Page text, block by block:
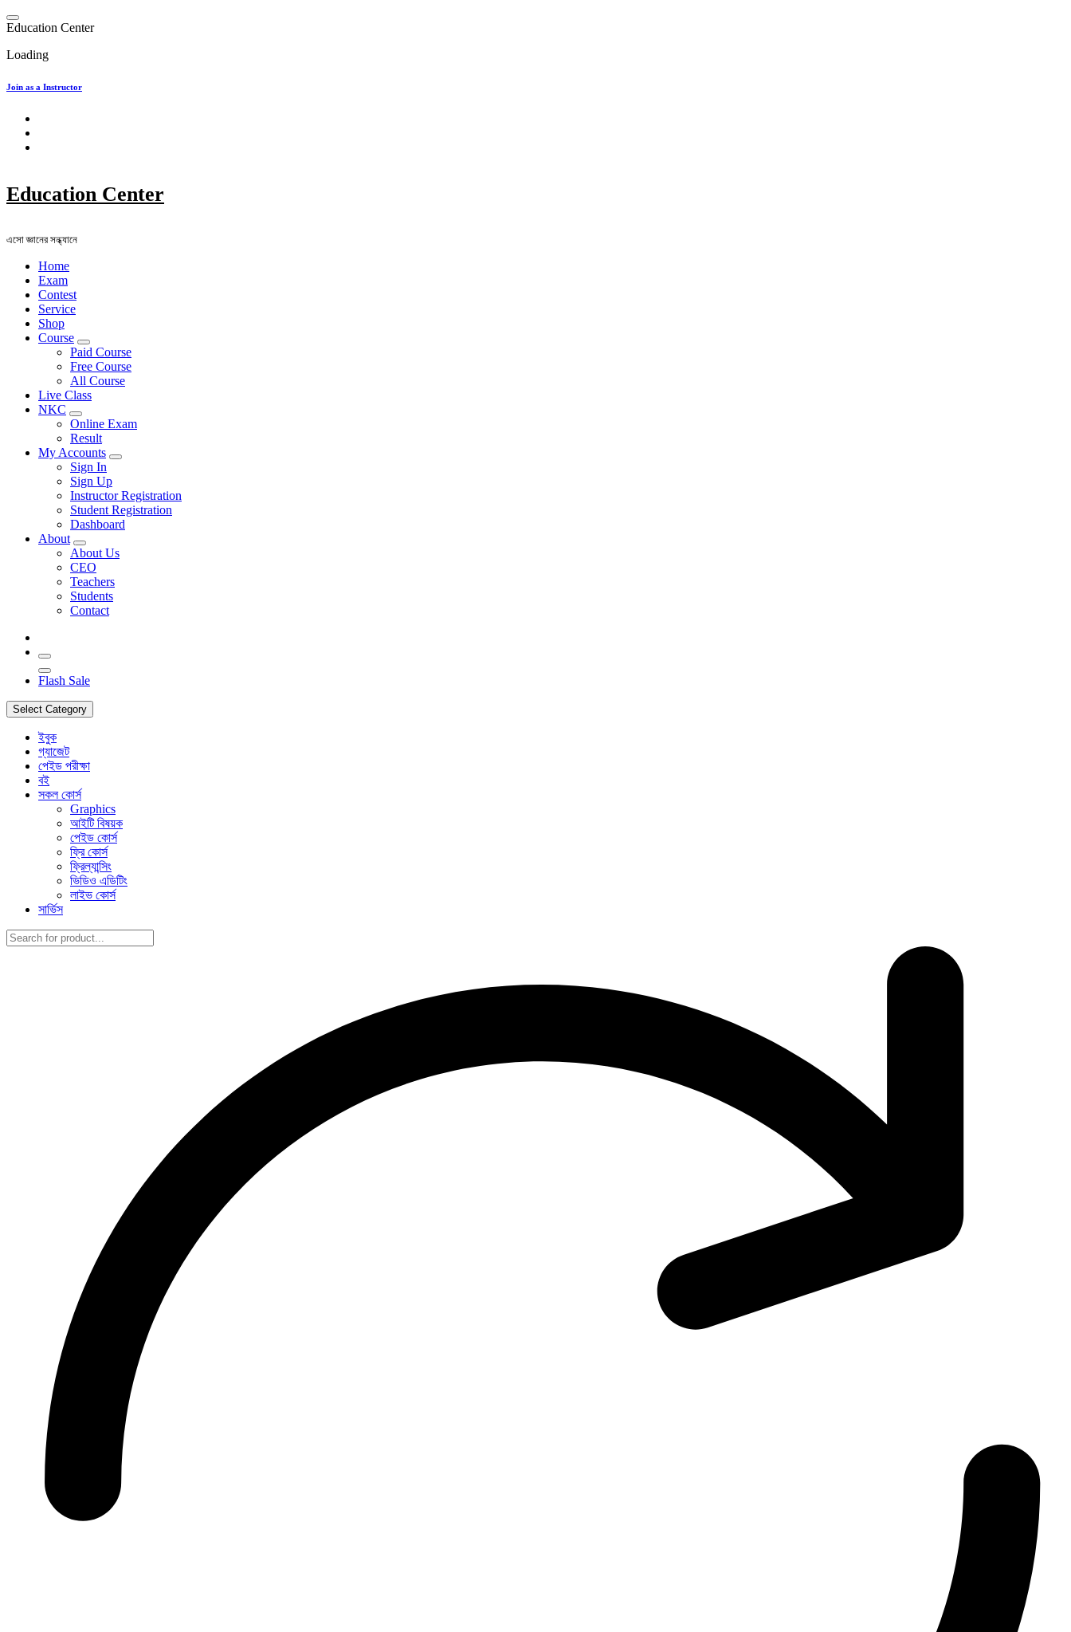
Skip
to
Education Center
Loading
Join as a Instructor
Education Center
এসো জ্ঞানের সন্ধ্যানে
Home
Exam
Contest
Service
Shop
Course
Paid Course
Free Course
All Course
Live Class
NKC
Online Exam
Result
My Accounts
Sign In
Sign Up
Instructor Registration
Student Registration
Dashboard
About
About Us
CEO
Teachers
Students
Contact
Flash Sale
Select Category
ইবুক
গ্যাজেট
পেইড পরীক্ষা
বই
সকল কোর্স
Graphics
আইটি বিষয়ক
পেইড কোর্স
ফ্রি কোর্স
ফ্রিল্যান্সিং
ভিডিও এডিটিং
লাইভ কোর্স
সার্ভিস